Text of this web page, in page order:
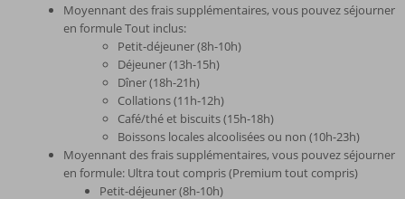
Moyennant des frais supplémentaires, vous pouvez séjourner
en formule Tout inclus:
Petit-déjeuner (8h-10h)
Déjeuner (13h-15h)
Dîner (18h-21h)
Collations (11h-12h)
Café/thé et biscuits (15h-18h)
Boissons locales alcoolisées ou non (10h-23h)
Moyennant des frais supplémentaires, vous pouvez séjourner
en formule: Ultra tout compris (Premium tout compris)
Petit-déjeuner (8h-10h)